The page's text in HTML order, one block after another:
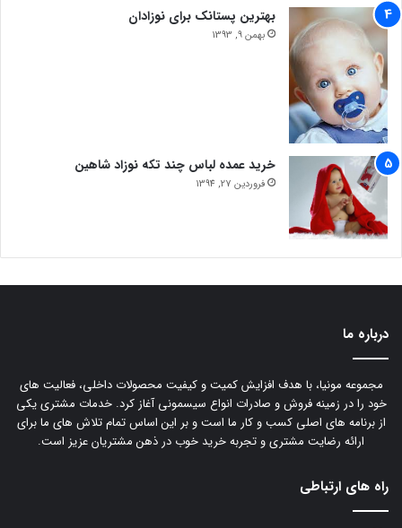
بهترین پستانک برای نوزادان
بهمن 9, 1393
خرید عمده لباس چند تکه نوزاد شاهین
فروردین 27, 1394
درباره ما
مجموعه مونیا، با هدف افزایش کمیت و کیفیت محصولات داخلی، فعالیت های
خود را در زمینه فروش و صادرات انواع سیسمونی آغاز کرد. خدمات مشتری یکی
از برنامه های اصلی کسب و کار ما است و بر این اساس تمام تلاش های ما برای
ارائه رضایت مشتری و تجربه خرید خوب در ذهن مشتریان عزیز است.
راه های ارتباطی